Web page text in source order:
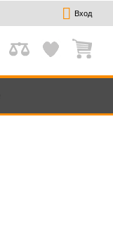
Вход